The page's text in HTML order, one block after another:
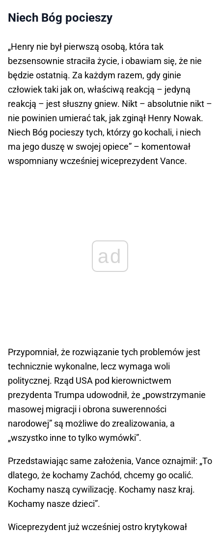
Niech Bóg pocieszy
„Henry nie był pierwszą osobą, która tak
bezsensownie straciła życie, i obawiam się, że nie
będzie ostatnią. Za każdym razem, gdy ginie
człowiek taki jak on, właściwą reakcją – jedyną
reakcją – jest słuszny gniew. Nikt – absolutnie nikt –
nie powinien umierać tak, jak zginął Henry Nowak.
Niech Bóg pocieszy tych, którzy go kochali, i niech
ma jego duszę w swojej opiece” – komentował
wspomniany wcześniej wiceprezydent Vance.
ad
Przypomniał, że rozwiązanie tych problemów jest
technicznie wykonalne, lecz wymaga woli
politycznej. Rząd USA pod kierownictwem
prezydenta Trumpa udowodnił, że „powstrzymanie
masowej migracji i obrona suwerenności
narodowej” są możliwe do zrealizowania, a
„wszystko inne to tylko wymówki”.
Przedstawiając same założenia, Vance oznajmił: „To
dlatego, że kochamy Zachód, chcemy go ocalić.
Kochamy naszą cywilizację. Kochamy nasz kraj.
Kochamy nasze dzieci”.
Wiceprezydent już wcześniej ostro krytykował